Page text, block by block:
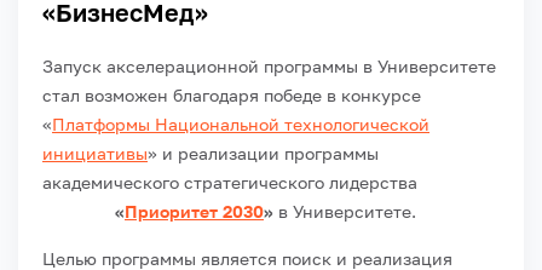
«БизнесМед»
Запуск акселерационной программы в Университете
стал возможен благодаря победе в конкурсе
«Платформы Национальной технологической
инициативы» и реализации программы
академического стратегического лидерства
«Приоритет 2030» в Университете.
Целью программы является поиск и реализация